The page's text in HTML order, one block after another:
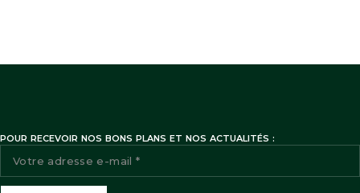
POUR RECEVOIR NOS BONS PLANS ET NOS ACTUALITÉS :